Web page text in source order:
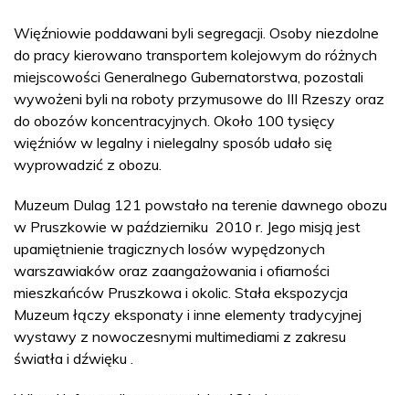
Więźniowie poddawani byli segregacji. Osoby niezdolne
do pracy kierowano transportem kolejowym do różnych
miejscowości Generalnego Gubernatorstwa, pozostali
wywożeni byli na roboty przymusowe do III Rzeszy oraz
do obozów koncentracyjnych. Około 100 tysięcy
więźniów w legalny i nielegalny sposób udało się
wyprowadzić z obozu.
Muzeum Dulag 121 powstało na terenie dawnego obozu
w Pruszkowie w październiku 2010 r. Jego misją jest
upamiętnienie tragicznych losów wypędzonych
warszawiaków oraz zaangażowania i ofiarności
mieszkańców Pruszkowa i okolic. Stała ekspozycja
Muzeum łączy eksponaty i inne elementy tradycyjnej
wystawy z nowoczesnymi multimediami z zakresu
światła i dźwięku .